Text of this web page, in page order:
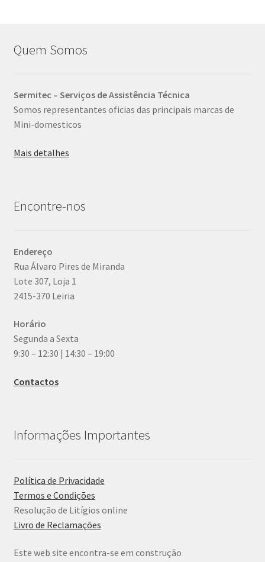
Quem Somos
Sermitec – Serviços de Assistência Técnica
Somos representantes oficias das principais marcas de
Mini-domesticos
Mais detalhes
Encontre-nos
Endereço
Rua Álvaro Pires de Miranda
Lote 307, Loja 1
2415-370 Leiria
Horário
Segunda a Sexta
9:30 – 12:30 | 14:30 – 19:00
Contactos
Informações Importantes
Política de Privacidade
Termos e Condições
Resolução de Litígios online
Livro de Reclamações
Este web site encontra-se em construção